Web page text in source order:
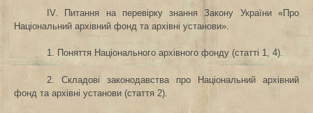
IV. Питання на перевірку знання Закону України «Про
Національний архівний фонд та архівні установи».
1. Поняття Національного архівного фонду (статті 1, 4).
2. Складові законодавства про Національний архівний
фонд та архівні установи (стаття 2).